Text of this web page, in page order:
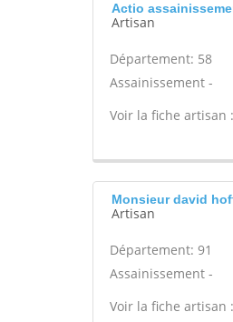
Actio
Artisan
Département: 58
Assainissement -
Voir la fiche artisan :
Monsieur david
Artisan
Département: 91
Assainissement -
Voir la fiche artisan :